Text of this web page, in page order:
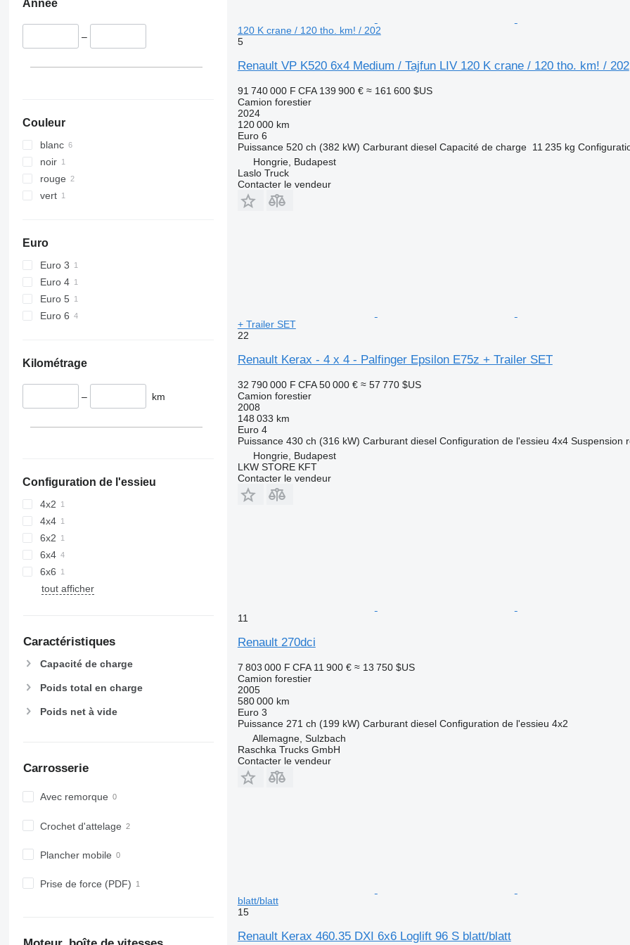
Année
–
Couleur
blanc
noir
rouge
vert
Euro
Euro 3
Euro 4
Euro 5
Euro 6
Kilométrage
– km
Configuration de l'essieu
4x2
4x4
6x2
6x4
6x6
tout afficher
Caractéristiques
Capacité de charge
Poids total en charge
Poids net à vide
Carrosserie
Avec remorque
Crochet d'attelage
Plancher mobile
Prise de force (PDF)
120 K crane / 120 tho. km! / 202
5
Renault VP K520 6x4 Medium / Tajfun LIV 120 K crane / 120 tho. km! / 202
91 740 000 F CFA 139 900 € ≈ 161 600 $US
Camion forestier
2024
120 000 km
Euro 6
Puissance 520 ch (382 kW) Carburant diesel Capacité de charge 11 235 kg
Hongrie, Budapest
Laslo Truck
Contacter le vendeur
+ Trailer SET
22
Renault Kerax - 4 x 4 - Palfinger Epsilon E75z + Trailer SET
32 790 000 F CFA 50 000 € ≈ 57 770 $US
Camion forestier
2008
148 033 km
Euro 4
Puissance 430 ch (316 kW) Carburant diesel Configuration de l'essieu 4x4 Suspension
Hongrie, Budapest
LKW STORE KFT
Contacter le vendeur
11
Renault 270dci
7 803 000 F CFA 11 900 € ≈ 13 750 $US
Camion forestier
2005
580 000 km
Euro 3
Puissance 271 ch (199 kW) Carburant diesel Configuration de l'essieu 4x2
Allemagne, Sulzbach
Raschka Trucks GmbH
Contacter le vendeur
blatt/blatt
15
Renault Kerax 460.35 DXI 6x6 Loglift 96 S blatt/blatt